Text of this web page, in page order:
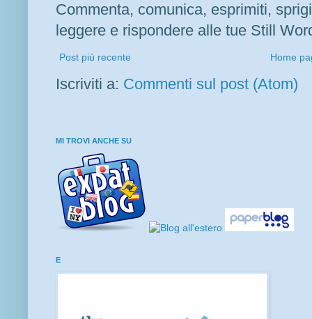
Commenta, comunica, esprimiti,
leggere e rispondere alle tue Still
Post più recente Home
Iscriviti a: Commenti sul post (Atom)
MI TROVI ANCHE SU
E